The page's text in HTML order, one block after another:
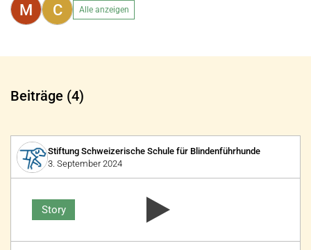
M C Alle anzeigen
Beiträge (4)
Stiftung Schweizerische Schule für Blindenführhunde
3. September 2024
Story